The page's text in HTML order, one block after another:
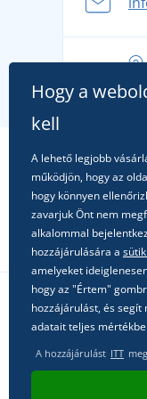
fel a gondtalan
alkalomra!
Kövessen
Hogy a
kell
A lehető legjobb
működjön, hogy az
hogy könnyen
zavarjuk Önt nem
alkalommal
hozzájárulására a
amelyeket
hogy az "Értem"
hozzájárulást, és segít
adatait teljes
A hozzájárulást ITT